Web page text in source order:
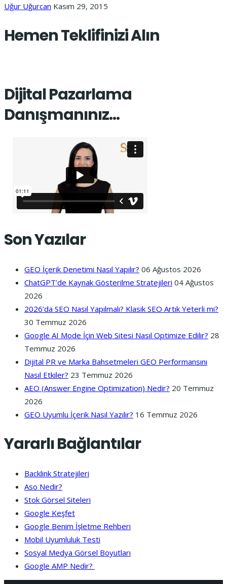
Uğur Uğurcan Kasım 29, 2015
Hemen Teklifinizi Alın
Dijital Pazarlama
Danışmanınız…
Son Yazılar
GEO İçerik Denetimi Nasıl Yapılır? 06 Ağustos 2026
ChatGPT’de Kaynak Gösterilme Stratejileri 04 Ağustos
2026
2026’da SEO Nasıl Yapılmalı? Klasik SEO Artık Yeterli mi?
30 Temmuz 2026
Google AI Mode İçin Web Sitesi Nasıl Optimize Edilir? 28
Temmuz 2026
Dijital PR ve Marka Bahsetmeleri GEO Performansını
Nasıl Etkiler? 23 Temmuz 2026
AEO (Answer Engine Optimization) Nedir? 20 Temmuz
2026
GEO Uyumlu İçerik Nasıl Yazılır? 16 Temmuz 2026
Yararlı Bağlantılar
Backlink Stratejileri
Aso Nedir?
Stok Görsel Siteleri
Google Keşfet
Google Benim İşletme Rehberi
Mobil Uyumluluk Testi
Sosyal Medya Görsel Boyutları
Google AMP Nedir?